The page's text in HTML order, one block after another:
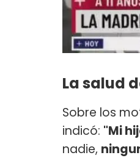
La salud
Sobre los
indicó: "Mi
nadie,